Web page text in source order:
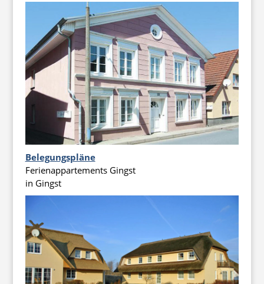
Belegungspläne
Ferienappartements Gingst
in Gingst